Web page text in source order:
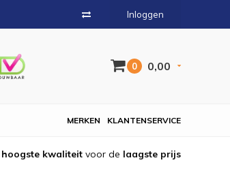
Inloggen
0 0,00
KLANTENSERVICE
MERKEN
hoogste kwaliteit voor de laagste prijs